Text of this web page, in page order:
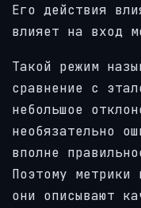
Его действия
влияет на вход
Такой режим
сравнение с
небольшое
необязательно
вполне
Поэтому
они описывают